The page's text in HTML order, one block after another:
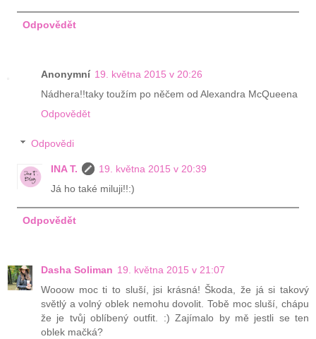
Odpovědět
Anonymní 19. května 2015 v 20:26
Nádhera!!taky toužím po něčem od Alexandra McQueena
Odpovědět
Odpovědi
INA T.
19. května 2015 v 20:39
Já ho také miluji!!:)
Odpovědět
Dasha Soliman 19. května 2015 v 21:07
Wooow moc ti to sluší, jsi krásná! Škoda, že já si takový
světlý a volný oblek nemohu dovolit. Tobě moc sluší, chápu
že je tvůj oblíbený outfit. :) Zajímalo by mě jestli se ten
oblek mačká?